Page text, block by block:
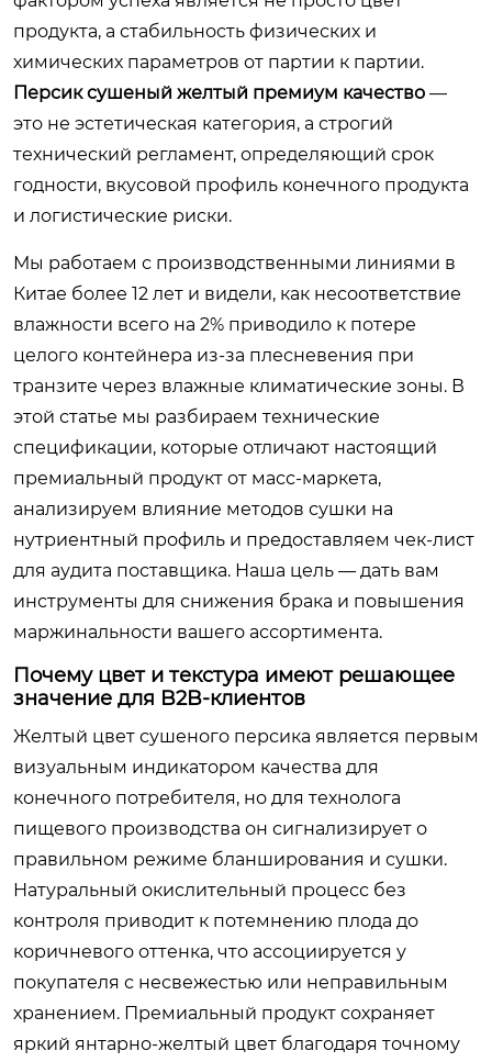
продукта, а стабильность физических и
химических параметров от партии к партии.
Персик сушеный желтый премиум качество —
это не эстетическая категория, а строгий
технический регламент, определяющий срок
годности, вкусовой профиль конечного продукта
и логистические риски.
Мы работаем с производственными линиями в
Китае более 12 лет и видели, как несоответствие
влажности всего на 2% приводило к потере
целого контейнера из-за плесневения при
транзите через влажные климатические зоны. В
этой статье мы разбираем технические
спецификации, которые отличают настоящий
премиальный продукт от масс-маркета,
анализируем влияние методов сушки на
нутриентный профиль и предоставляем чек-лист
для аудита поставщика. Наша цель — дать вам
инструменты для снижения брака и повышения
маржинальности вашего ассортимента.
Почему цвет и текстура имеют решающее
значение для B2B-клиентов
Желтый цвет сушеного персика является первым
визуальным индикатором качества для
конечного потребителя, но для технолога
пищевого производства он сигнализирует о
правильном режиме бланширования и сушки.
Натуральный окислительный процесс без
контроля приводит к потемнению плода до
коричневого оттенка, что ассоциируется у
покупателя с несвежестью или неправильным
хранением. Премиальный продукт сохраняет
яркий янтарно-желтый цвет благодаря точному